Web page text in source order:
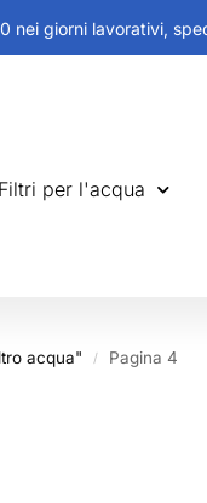
nei giorni lavorativi,
Filtri per l'acqua
acqua" / Pagina 4